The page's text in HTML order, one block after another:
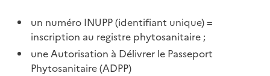
un numéro INUPP (identifiant unique) =
inscription au registre phytosanitaire ;
une Autorisation à Délivrer le Passeport
Phytosanitaire (ADPP)